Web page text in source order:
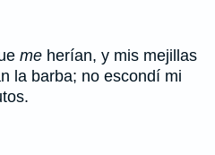
me herían, y mis mejillas
la barba; no escondí mi